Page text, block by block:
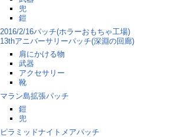
兜
鎧
2016/2/16パッチ(ホラーおもちゃ工場)
13thアニバーサリーパッチ(深淵の回廊)
肩にかける物
武器
アクセサリー
靴
マラン島拡張パッチ
鎧
兜
ピラミッドナイトメアパッチ